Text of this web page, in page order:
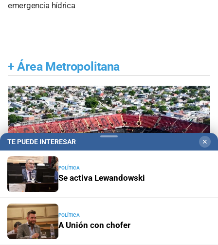
emergencia hídrica
+ Área Metropolitana
Recomendaciones
TE PUEDE INTERESAR ✕
POLÍTICA
Se activa Lewandowski
POLÍTICA
A Unión con chofer